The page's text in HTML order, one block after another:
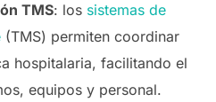
TMS: los sistemas de
(TMS) permiten coordinar
hospitalaria, facilitando el
equipos y personal.